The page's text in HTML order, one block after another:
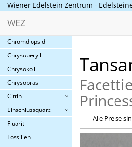
Wiener Edelstein Zentrum -
WEZ
Chalzedon
Chromdiopsid
Chrysoberyll
Chrysokoll
Chrysopras
Citrin
Einschlussquarz
Fluorit
Fossilien
Alle Preise